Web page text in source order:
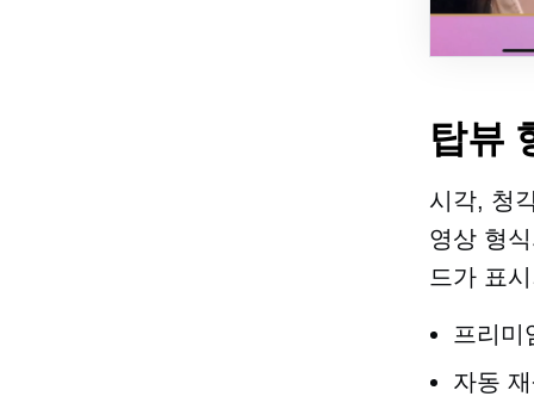
탑뷰
시각, 청
영상 형
드가 표
프리미
자동